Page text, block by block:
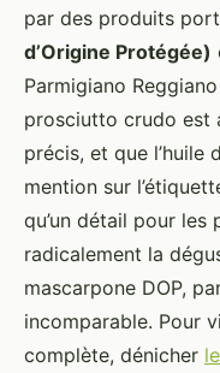
par des produits
d’Origine Protégée)
Parmigiano
prosciutto crudo est
précis, et que l’huile
mention sur
qu’un détail pour les
radicalement la
mascarpone DOP,
incomparable. Pour
complète, dénicher